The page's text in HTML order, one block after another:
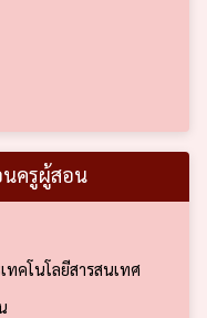
นครูผู้สอน
ทคโนโลยีสารสนเทศ